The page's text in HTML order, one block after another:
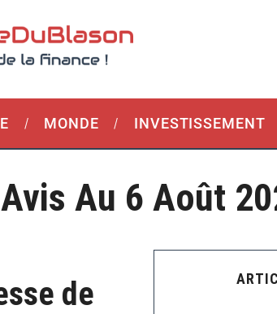
MONDE INVESTISSEMENT
Au 6 Août
de